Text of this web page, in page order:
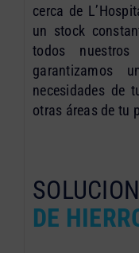
cerca de
un stock
todos
garantizamos
necesidades de
otras áreas de tu
DE